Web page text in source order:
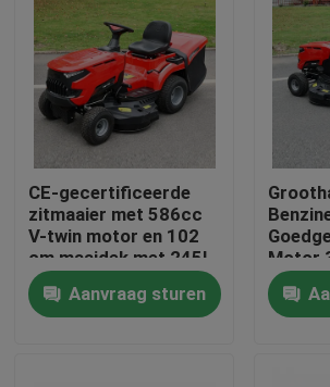
Thuis
Producten
CE-gecertificeerde
zitmaaier met 586cc
V-twin motor en 102
cm maaidek met 245L
grasopvangbak
Aanvraag sturen
Motor
OEM